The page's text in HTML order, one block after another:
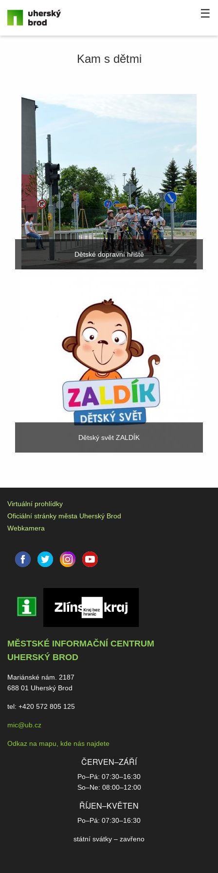
☰
Kam s dětmi
Dětské dopravní hřiště
Dětský svět ZALDÍK
Virtuální prohlídky
Oficiální stránky města Uherský Brod
Webkamera
MĚSTSKÉ INFORMAČNÍ CENTRUM
UHERSKÝ BROD
Mariánské nám. 2187
688 01 Uherský Brod
tel: +420 572 805 125
mic@ub.cz
Odkaz na mapu, kde nás najdete
ČERVEN–ZÁŘÍ
Po–Pá: 07:30–16:30
So–Ne: 08:00–12:00
ŘÍJEN–KVĚTEN
Po–Pá: 07:30–16:30
státní svátky – zavřeno